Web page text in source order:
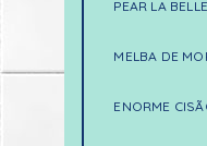
PEAR LA
MELBA DE
ENORME